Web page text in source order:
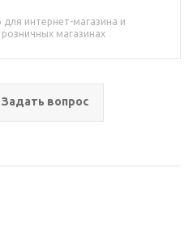
для интернет-магазина и
магазинах
Задать вопрос